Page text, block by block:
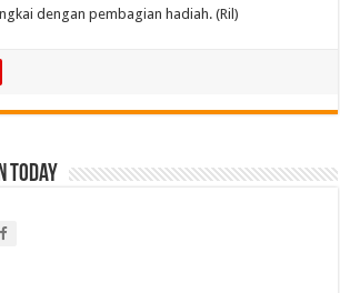
dengan pembagian hadiah. (Ril)
Today